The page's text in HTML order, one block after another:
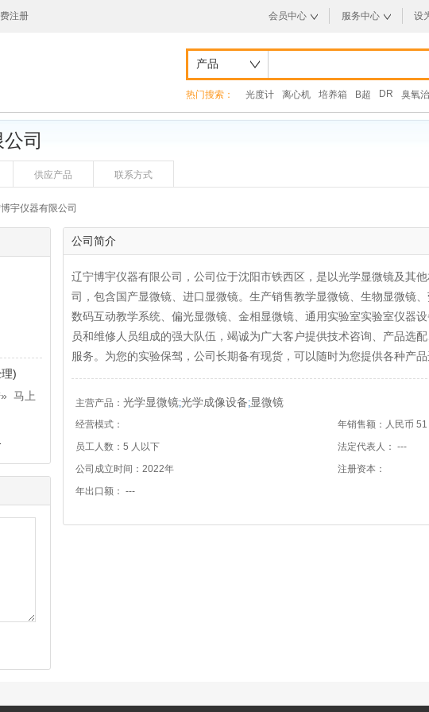
注册 会员中心 服务中心 设
产品
热门搜索： 光度计 离心机 培养箱 B超 DR 臭氧
司
供应产品 联系方式
宇仪器有限公司
公司简介
辽宁博宇仪器有限公司，公司位于沈阳市铁西区，是以光学显微镜及其
司，包含国产显微镜、进口显微镜。生产销售教学显微镜、生物显微镜
数码互动教学系统、偏光显微镜、金相显微镜、通用实验室实验室仪器
员和维修人员组成的强大队伍，竭诚为广大客户提供技术咨询、产品选
服务。为您的实验保驾，公司长期备有现货，可以随时为您提供各种产品
主营产品： 光学显微镜;光学成像设备;显微镜
经营模式：
年销售额：人民币 51
员工人数：5 人以下
法定代表人： ---
公司成立时间：2022年
注册资本：
年出口额： ---
)
马上